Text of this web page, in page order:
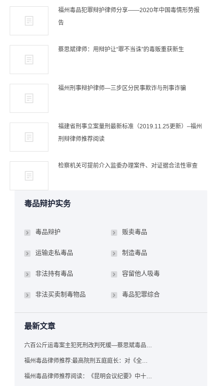
福州毒品犯罪辩护律师分享——2020年中国毒情形势报
告
蔡思斌律师：用辩护让“罪不当诛”的毒贩重获新生
福州刑事辩护律师—三步区分民事欺诈与刑事诈骗
福建省刑事立案量刑最新标准（2019.11.25更新）–福州
刑辩律师推荐阅读
检察机关可提前介入监委办理案件、对证据合法性审查
毒品辩护实务
毒品辩护 贩卖毒品
运输走私毒品 制造毒品
非法持有毒品 容留他人吸毒
非法买卖制毒物品 毒品犯罪综合
最新文章
六百公斤运毒案主犯死刑改判死缓—蔡思斌毒品犯罪辩护成功案例
福州毒品律师推荐:最高院刑五庭庭长：对《全国法院毒品案件审判工作会议纪要》的理解与适用
福州毒品律师推荐阅读：《昆明会议纪要》中十个“意想不到”的规定